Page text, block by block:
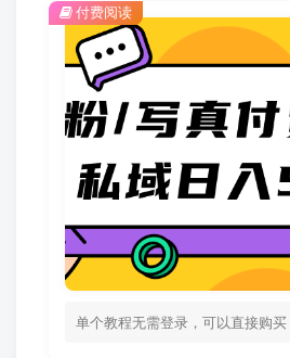
单个教程无需登录，可以直接购
付费阅读